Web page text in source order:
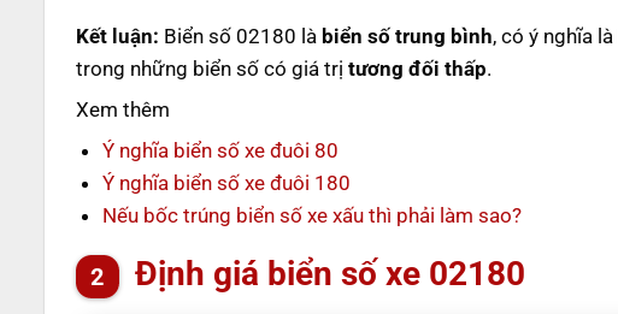
Kết luận: Biển số 02180 là biển số trung bình, có ý nghĩa là
trong những biển số có giá trị tương đối thấp.
Xem thêm
Ý nghĩa biển số xe đuôi 80
Ý nghĩa biển số xe đuôi 180
Nếu bốc trúng biển số xe xấu thì phải làm sao?
Định giá biển số xe 02180